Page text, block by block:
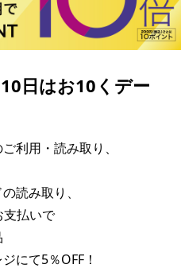
日はお10くデー
利用・読み取り、
読み取り、
支払いで
にて5％OFF！